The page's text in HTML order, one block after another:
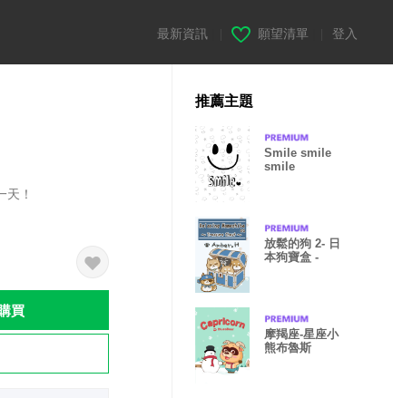
最新資訊 願望清單 登入
！
買
推薦主題
Smile smile
smile
放鬆的狗 2- 日
本狗寶盒 -
摩羯座-星座小
熊布魯斯